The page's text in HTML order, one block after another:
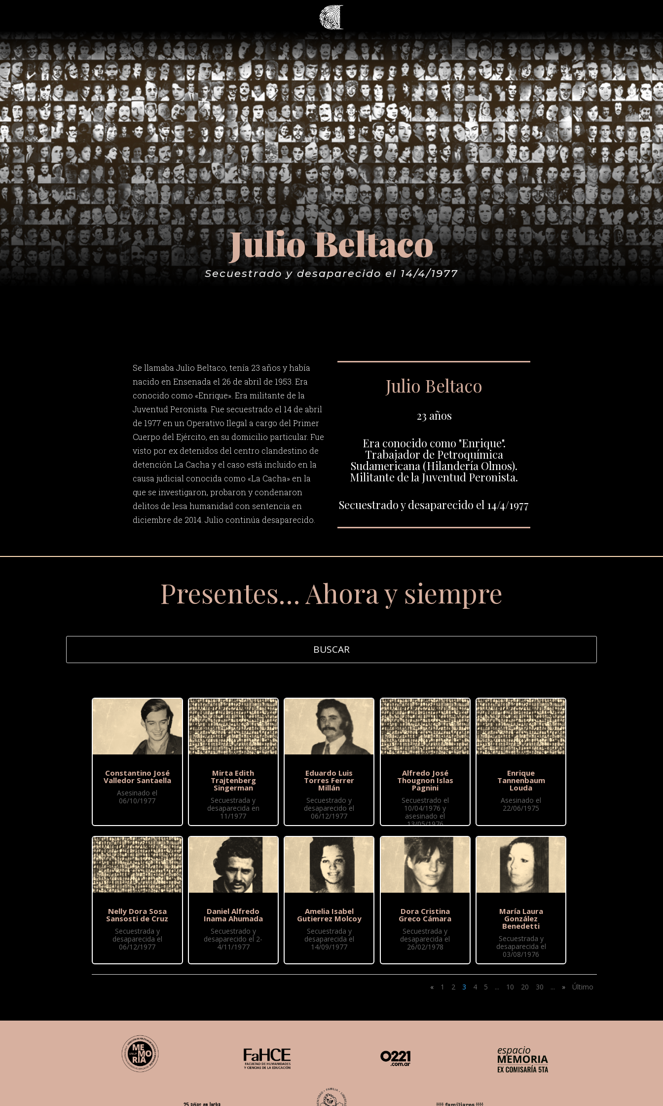
Julio Beltaco
Secuestrado y desaparecido el 14/4/1977
Se llamaba Julio Beltaco, tenía 23 años y había
nacido en Ensenada el 26 de abril de 1953. Era
conocido como «Enrique». Era militante de la
Juventud Peronista. Fue secuestrado el 14 de abril
de 1977 en un Operativo Ilegal a cargo del Primer
Cuerpo del Ejército, en su domicilio particular. Fue
visto por ex detenidos del centro clandestino de
detención La Cacha y el caso está incluido en la
causa judicial conocida como «La Cacha» en la
que se investigaron, probaron y condenaron
delitos de lesa humanidad con sentencia en
diciembre de 2014. Julio continúa desaparecido.
Julio Beltaco
23 años
Era conocido como "Enrique".
Trabajador de Petroquímica
Sudamericana (Hilandería Olmos).
Militante de la Juventud Peronista.
Secuestrado y desaparecido el 14/4/1977
Presentes… Ahora y siempre
Constantino José
Valledor Santaella
Asesinado el
06/10/1977
Nelly Dora Sosa
Sansosti de Cruz
Secuestrada y
desaparecida el
06/12/1977
Mirta Edith
Trajtenberg
Singerman
Secuestrada y
desaparecida en
11/1977
Daniel Alfredo
Inama Ahumada
Secuestrado y
desaparecido el 2-
4/11/1977
Eduardo Luis
Torres Ferrer
Millán
Secuestrado y
desaparecido el
06/12/1977
Amelia Isabel
Gutierrez Molcoy
Secuestrada y
desaparecida el
14/09/1977
Alfredo José
Thougnon Islas
Pagnini
Secuestrado el
10/04/1976 y
asesinado el
13/05/1976
Dora Cristina
Greco Cámara
Secuestrada y
desaparecida el
26/02/1978
Enrique
Tannenbaum
Louda
Asesinado el
22/06/1975
María Laura
González
Benedetti
Secuestrada y
desaparecida el
03/08/1976
« 1 2 3 4 5 ... 10 20 30 ... » Último